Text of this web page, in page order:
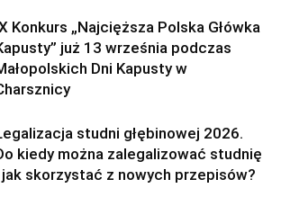
Konkurs „Najcięższa Polska Główka
już 13 września podczas
Dni Kapusty w
studni głębinowej 2026.
kiedy można zalegalizować studnię
jak skorzystać z nowych przepisów?